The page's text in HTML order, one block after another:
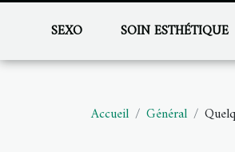
SEXO SOIN ESTHÉTIQUE
Accueil Général